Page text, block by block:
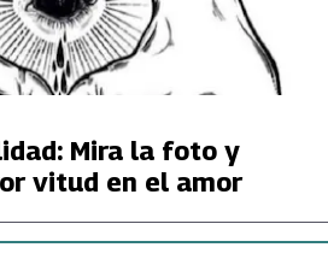
Mira la foto y
vitud en el amor